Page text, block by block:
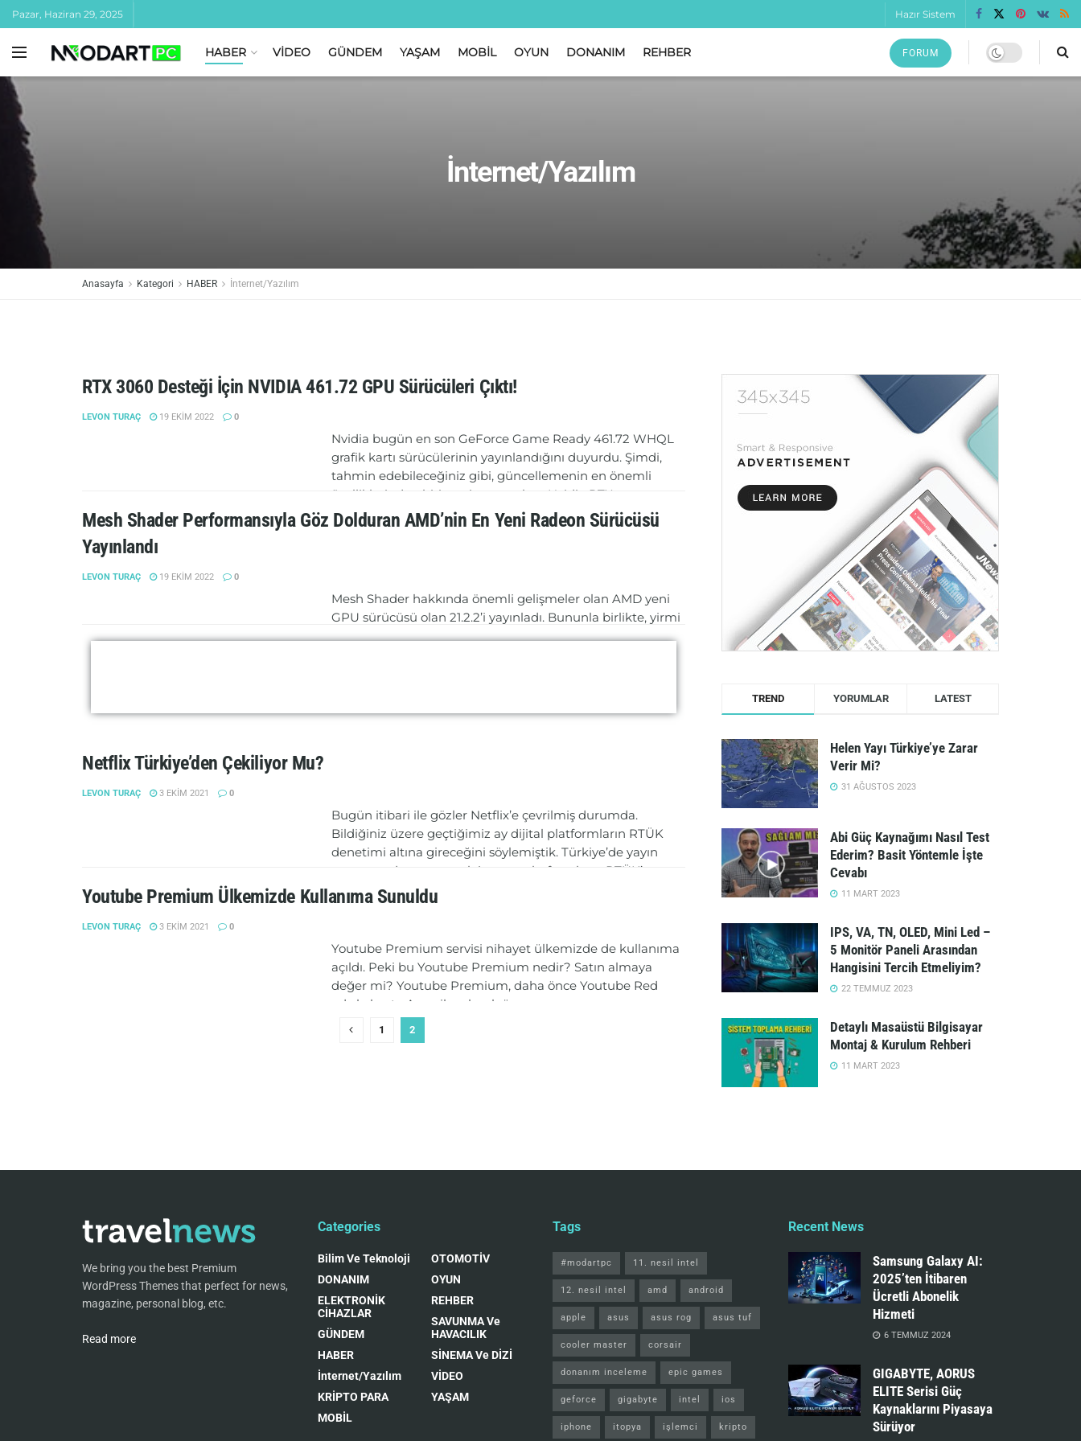
Pazar, Haziran 29, 2025 Hazır Sistem
HABER VİDEO GÜNDEM YAŞAM MOBİL OYUN DONANIM REHBER FORUM
İnternet/Yazılım
Anasayfa Kategori HABER İnternet/Yazılım
RTX 3060 Desteği İçin NVIDIA 461.72 GPU Sürücüleri Çıktı!
LEVON TURAÇ 19 EKIM 2022 0
Nvidia bugün en son GeForce Game Ready 461.72 WHQL
grafik kartı sürücülerinin yayınlandığını duyurdu. Şimdi,
tahmin edebileceğiniz gibi, güncellemenin en önemli
özelliklerinden biri, yeni satışa çıkan Nvidia RTX...
Mesh Shader Performansıyla Göz Dolduran AMD’nin En Yeni Radeon Sürücüsü
Yayınlandı
LEVON TURAÇ 19 EKIM 2022 0
Mesh Shader hakkında önemli gelişmeler olan AMD yeni
GPU sürücüsü olan 21.2.2’i yayınladı. Bununla birlikte, yirmi
yıldan eski bir oyun olan Quake III Arena için de birkaç
Netflix Türkiye’den Çekiliyor Mu?
LEVON TURAÇ 3 EKIM 2021 0
Bugün itibari ile gözler Netflix’e çevrilmiş durumda.
Bildiğiniz üzere geçtiğimiz ay dijital platformların RTÜK
denetimi altına gireceğini söylemiştik. Türkiye’de yayın
yapmaya devam etmek isteyen platformların RTÜK’e
lisans başvurusu...
Youtube Premium Ülkemizde Kullanıma Sunuldu
LEVON TURAÇ 3 EKIM 2021 0
Youtube Premium servisi nihayet ülkemizde de kullanıma
açıldı. Peki bu Youtube Premium nedir? Satın almaya
değer mi? Youtube Premium, daha önce Youtube Red
adıyla başta Amerika olmak üzere...
DEVAMINI OKUDETAILS
1 2
TREND YORUMLAR LATEST
Helen Yayı Türkiye’ye Zarar
Verir Mi?
31 AĞUSTOS 2023
Abi Güç Kaynağımı Nasıl Test
Ederim? Basit Yöntemle İşte
Cevabı
11 MART 2023
IPS, VA, TN, OLED, Mini Led –
5 Monitör Paneli Arasından
Hangisini Tercih Etmeliyim?
22 TEMMUZ 2023
Detaylı Masaüstü Bilgisayar
Montaj & Kurulum Rehberi
11 MART 2023
We bring you the best Premium
WordPress Themes that perfect for news,
magazine, personal blog, etc.
Read more
Categories
Bilim Ve Teknoloji
DONANIM
ELEKTRONİK
CİHAZLAR
GÜNDEM
HABER
İnternet/Yazılım
KRİPTO PARA
MOBİL
OTOMOTİV
OYUN
REHBER
SAVUNMA Ve
HAVACILIK
SİNEMA Ve DİZİ
VİDEO
YAŞAM
Tags
#modartpc 11. nesil intel
12. nesil intel amd android
apple asus asus rog asus tuf
cooler master corsair
donanım inceleme epic games
geforce gigabyte intel ios
iphone itopya işlemci kripto
Recent News
Samsung Galaxy AI:
2025’ten İtibaren
Ücretli Abonelik
Hizmeti
6 TEMMUZ 2024
GIGABYTE, AORUS
ELITE Serisi Güç
Kaynaklarını Piyasaya
Sürüyor